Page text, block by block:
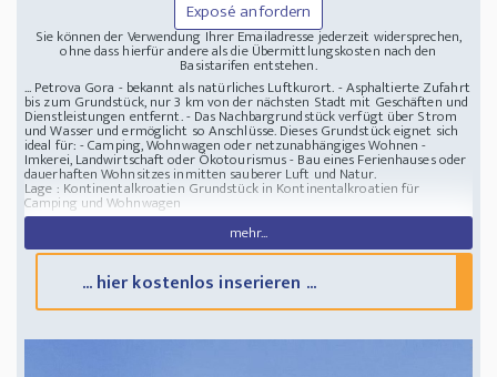
Exposé anfordern
Sie können der Verwendung Ihrer Emailadresse jederzeit widersprechen,
ohne dass hierfür andere als die Übermittlungskosten nach den
Basistarifen entstehen.
... Petrova Gora - bekannt als natürliches Luftkurort. - Asphaltierte Zufahrt
bis zum Grundstück, nur 3 km von der nächsten Stadt mit Geschäften und
Dienstleistungen entfernt. - Das Nachbargrundstück verfügt über Strom
und Wasser und ermöglicht so Anschlüsse. Dieses Grundstück eignet sich
ideal für: - Camping, Wohnwagen oder netzunabhängiges Wohnen -
Imkerei, Landwirtschaft oder Ökotourismus - Bau eines Ferienhauses oder
dauerhaften Wohnsitzes inmitten sauberer Luft und Natur.
Lage : Kontinentalkroatien Grundstück in Kontinentalkroatien für
Camping und Wohnwagen
mehr...
... hier kostenlos inserieren ...